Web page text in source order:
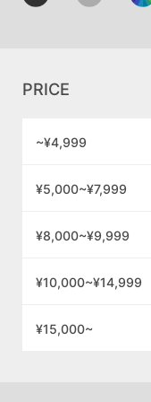
PRICE
~¥4,999
¥5,000~¥7,999
¥8,000~¥9,999
¥10,000~¥14,999
¥15,000~